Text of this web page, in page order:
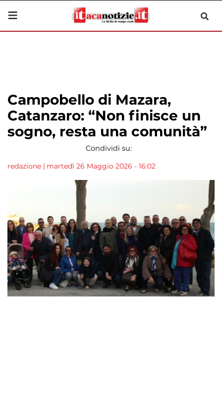
Campobello di Mazara,
Catanzaro: “Non finisce un
sogno, resta una comunità”
Condividi su:
redazione | martedì 26 Maggio 2026 - 16:02